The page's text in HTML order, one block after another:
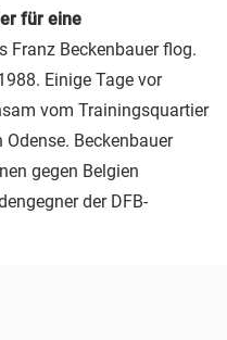
für eine
Franz Beckenbauer flog.
Einige Tage vor
vom Trainingsquartier
Beckenbauer
gegen Belgien
der DFB-